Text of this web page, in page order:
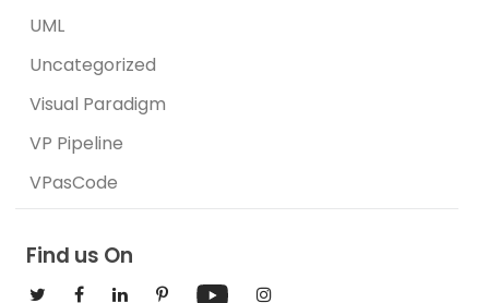
UML
Uncategorized
Visual Paradigm
VP Pipeline
VPasCode
Find us On